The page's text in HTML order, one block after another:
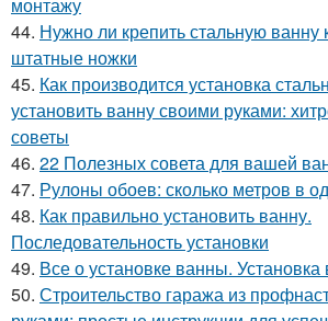
44. Нужно ли крепить стальную ванну
штатные ножки
45. Как производится установка
установить ванну своими руками:
советы
46. 22 Полезных совета для вашей
47. Рулоны обоев: сколько метров в
48. Как правильно установить ванну.
Последовательность установки
49. Все о установке ванны.
50. Строительство гаража из